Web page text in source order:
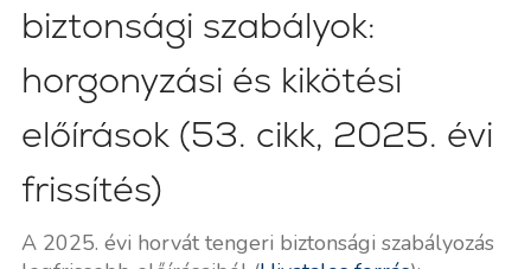
biztonsági szabályok:
horgonyzási és kikötési
előírások (53. cikk, 2025. évi
frissítés)
A 2025. évi horvát tengeri biztonsági szabályozás